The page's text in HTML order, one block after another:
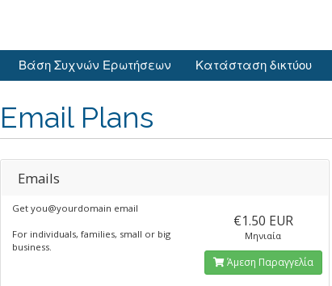
Βάση Συχνών Ερωτήσεων Κατάσταση δικτύου
Email Plans
Emails
Get you@yourdomain email
For individuals, families, small or big
business.
€1.50 EUR
Μηνιαία
Άμεση Παραγγελία